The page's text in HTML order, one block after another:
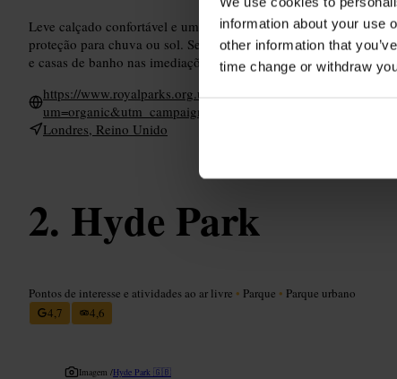
information about your use
other information that
time change or withdraw
Leve calçado confortável e uma manta se quiser fazer
proteção para chuva ou sol. Se preferir evitar filas e zonas mais
e casas de banho nas imediações, por isso planeie pausas para
https://www.royalparks.org.uk/visit/parks/regents-park-
um=organic&utm_campaign=google-my-
Londres, Reino Unido
Hyde Park
Pontos de interesse e atividades ao ar livre • Parque • Parque urbano
4,7
4,6
Imagem /Hyde Park 🇬🇧